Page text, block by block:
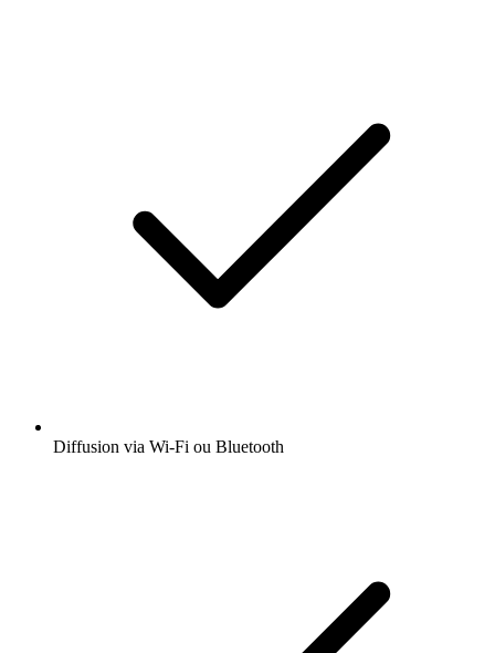
Diffusion via Wi-Fi ou Bluetooth